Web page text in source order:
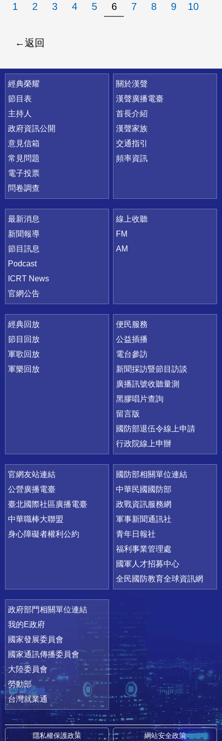
1 2 3 4 5 6 7 8 9 10
返回
快速連結
經典榮耀
節目表
主持人
政府資訊公開
意見信箱
常見問題
電子投票
問卷調查
關於漢聲
漢聲廣播電臺
首長介紹
漢聲家族
交通指引
頻率資訊
最新消息
新聞報導
節目訊息
Podcast
ICRT News
官網公告
線上收聽
FM
AM
經典回放
節目回放
軍歌回放
軍樂回放
便民服務
公益插播
電台參訪
新聞採訪暨節目訪談
廣播訊號收聽量測
黑膠唱片查詢
留言版
國防部退伍令線上申請
行政院線上申辦
官網友站連結
公營廣播電臺
臺北國際社區廣播電臺
中華職棒大聯盟
身心障礙者權利公約
國防部相關單位連結
中華民國國防部
政戰資訊服務網
軍事新聞通訊社
青年日報社
福利事業管理處
國軍人才招募中心
全民國防教育全球資訊網
政府部門相關單位連結
我的E政府
國家發展委員會
國家通訊傳播委員會
大陸委員會
勞動部
台灣就業通
隱私權保護政策 網站安全政策